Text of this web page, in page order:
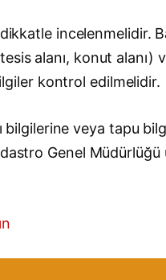
incelenmelidir.
alanı, konut alanı)
kontrol edilmelidir.
bilgilerine veya tapu
Genel Müdürlüğü